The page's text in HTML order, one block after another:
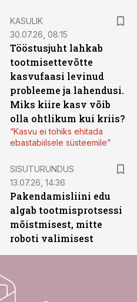
KASULIK
30.07.26, 08:15
Tööstusjuht lahkab
tootmisettevõtte
kasvufaasi levinud
probleeme ja lahendusi.
Miks kiire kasv võib
olla ohtlikum kui kriis?
“Kasvu ei tohiks ehitada
ebastabiilsele süsteemile”
SISUTURUNDUS
13.07.26, 14:36
Pakendamisliini edu
algab tootmisprotsessi
mõistmisest, mitte
roboti valimisest